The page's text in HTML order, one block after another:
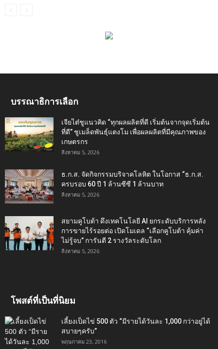
บรรณาธิการเลือก
เจียไต๋ชูแนวคิด “ทุกผลผลิตที่ดี เริ่มต้นจากจุดเริ่มต้น
ที่ดี” ชูเมล็ดพันธุ์แตงโม เพื่อผลผลิตที่มีคุณภาพของ
เกษตรกร
สิงหาคม 5, 2026
ธ.ก.ส. จัดกิจกรรมบริจาคโลหิต ในโอกาส “ธ.ก.ส.
ครบรอบ 60 ปี 1 ล้านซีซี 1 ล้านบาท
สิงหาคม 5, 2026
สยามคูโบต้า ดึงเทคโนโลยี AI ยกระดับบริการหลัง
การขายไร้รอยต่อ เปิดโมเดล “เลือกคูโบต้า คุ้มค่า
ไม่รู้จบ” การันตี 2 รางวัลระดับโลก
สิงหาคม 5, 2026
โพสต์ที่เป็นที่นิยม
เลี้ยงเป็ดไข่ 500 ตัว “มีรายได้วันละ 1,000 กว่าอยู่ได้
สบายๆครับ”
พฤษภาคม 23, 2016